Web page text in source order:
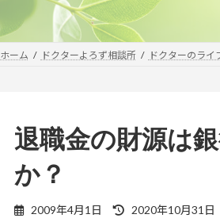
ホーム ドクターよろず相談所 ドクターのライ
退職金の財源は
か？
2009年4月1日
最
2020年10月31日